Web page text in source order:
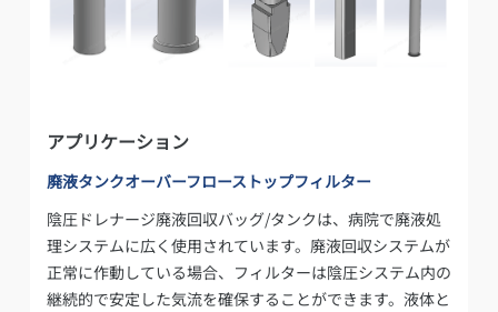
アプリケーション
廃液タンクオーバーフローストップフィルター
陰圧ドレナージ廃液回収バッグ/タンクは、病院で廃液処
理システムに広く使用されています。廃液回収システムが
正常に作動している場合、フィルターは陰圧システム内の
継続的で安定した気流を確保することができます。液体と